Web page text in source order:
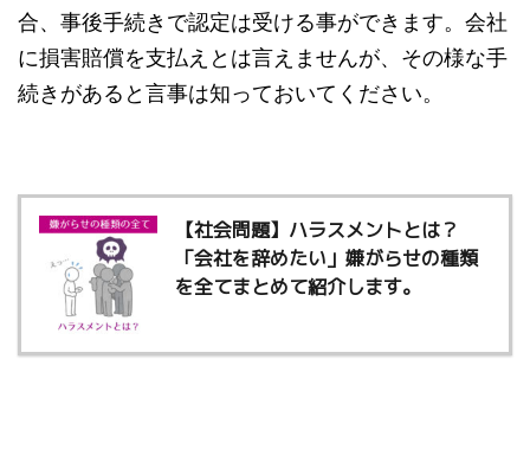
合、事後手続きで認定は受ける事ができます。会社
に損害賠償を支払えとは言えませんが、その様な手
続きがあると言事は知っておいてください。
【社会問題】ハラスメントとは？
「会社を辞めたい」嫌がらせの種類
を全てまとめて紹介します。